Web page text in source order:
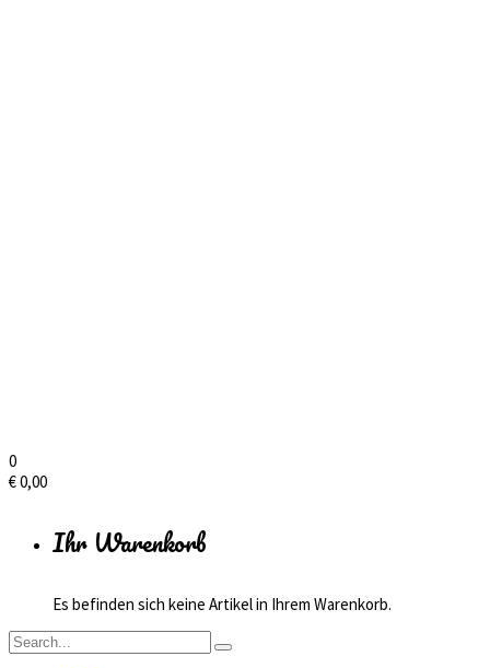
0
€0,00
Ihr Warenkorb
Es befinden sich keine Artikel in Ihrem Warenkorb.